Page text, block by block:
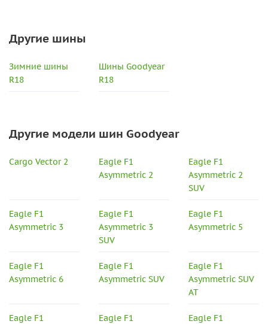
Другие шины
Зимние шины
R18
Шины Goodyear
R18
Другие модели шин Goodyear
Cargo Vector 2
Eagle F1
Asymmetric 2
Eagle F1
Asymmetric 2
SUV
Eagle F1
Asymmetric 3
Eagle F1
Asymmetric 3
SUV
Eagle F1
Asymmetric 5
Eagle F1
Asymmetric 6
Eagle F1
Asymmetric SUV
Eagle F1
Asymmetric SUV
AT
Eagle F1
Eagle F1
Eagle F1